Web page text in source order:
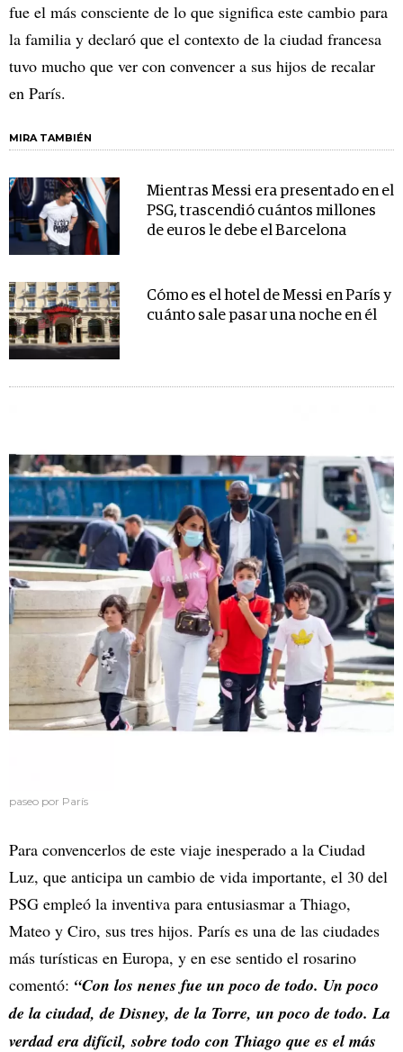
fue el más consciente de lo que significa este cambio para
la familia y declaró que el contexto de la ciudad francesa
tuvo mucho que ver con convencer a sus hijos de recalar
en París.
MIRA TAMBIÉN
Mientras Messi era presentado en el
PSG, trascendió cuántos millones
de euros le debe el Barcelona
Cómo es el hotel de Messi en París y
cuánto sale pasar una noche en él
paseo por París
Para convencerlos de este viaje inesperado a la Ciudad
Luz, que anticipa un cambio de vida importante, el 30 del
PSG empleó la inventiva para entusiasmar a Thiago,
Mateo y Ciro, sus tres hijos. París es una de las ciudades
más turísticas en Europa, y en ese sentido el rosarino
comentó: “Con los nenes fue un poco de todo. Un poco
de la ciudad, de Disney, de la Torre, un poco de todo. La
verdad era difícil, sobre todo con Thiago que es el más